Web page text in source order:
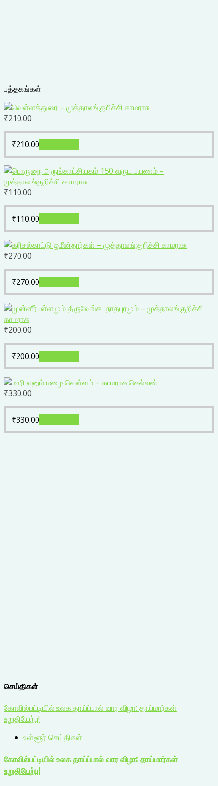
புத்தகங்கள்
₹210.00
₹210.00
₹110.00
₹110.00
₹270.00
₹270.00
₹200.00
₹200.00
₹330.00
₹330.00
செய்திகள்
கோவில்பட்டியில் உலக தாய்ப்பால் வார விழா: தாய்மார்கள்
உறுதியேற்பு!
உள்ளூர் செய்திகள்
கோவில்பட்டியில் உலக தாய்ப்பால் வார விழா: தாய்மார்கள்
உறுதியேற்பு!